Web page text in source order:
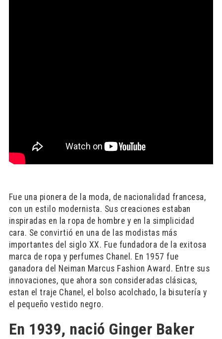
Fue una pionera de la moda, de nacionalidad francesa,
con un estilo modernista. Sus creaciones estaban
inspiradas en la ropa de hombre y en la simplicidad
cara. Se convirtió en una de las modistas más
importantes del siglo XX. Fue fundadora de la exitosa
marca de ropa y perfumes Chanel. En 1957 fue
ganadora del Neiman Marcus Fashion Award. Entre sus
innovaciones, que ahora son consideradas clásicas,
estan el traje Chanel, el bolso acolchado, la bisutería y
el pequeño vestido negro.
En 1939, nació Ginger Baker